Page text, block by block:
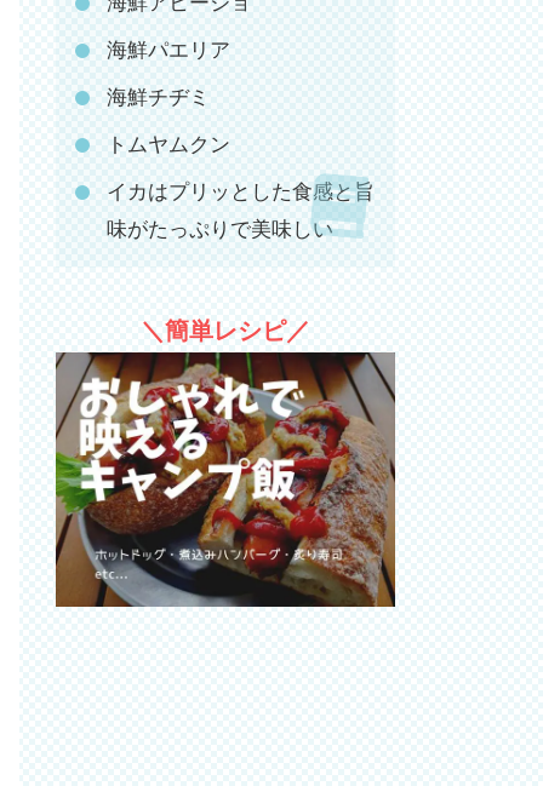
海鮮パエリア
海鮮チヂミ
トムヤムクン
イカはプリッとした食感と旨
味がたっぷりで美味しい
＼簡単レシピ／